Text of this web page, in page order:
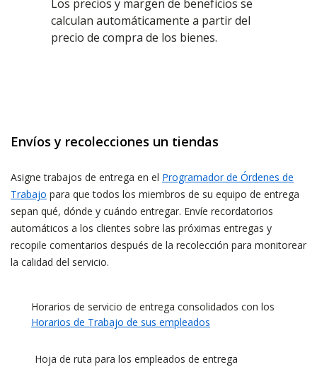
Los precios y margen de beneficios se
calculan automáticamente a partir del
precio de compra de los bienes.
Envíos y recolecciones un tiendas
Asigne trabajos de entrega en el Programador de Órdenes de
Trabajo para que todos los miembros de su equipo de entrega
sepan qué, dónde y cuándo entregar. Envíe recordatorios
automáticos a los clientes sobre las próximas entregas y
recopile comentarios después de la recolección para monitorear
la calidad del servicio.
Horarios de servicio de entrega consolidados con los
Horarios de Trabajo de sus empleados
Hoja de ruta para los empleados de entrega